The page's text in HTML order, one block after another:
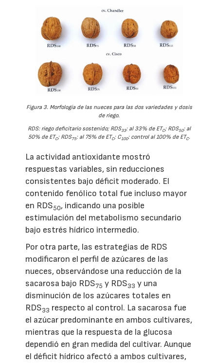
Figura 3. Morfología de las nueces para las dos variedades y dosis
de riego.
RDS: riego deficitario sostenido; RDS33: al 33% de ETC; RDS50: al
50% de ETC; RDS75: al 75% de ETC; C100: control al 100% de ETC.
La actividad antioxidante mostró
respuestas variables, sin reducciones
consistentes bajo déficit moderado. El
contenido fenólico total fue incluso mayor
en RDS50, indicando una posible
estimulación del metabolismo secundario
bajo estrés hídrico intermedio.
Por otra parte, las estrategias de RDS
modificaron el perfil de azúcares de las
nueces, observándose una reducción de la
sacarosa bajo RDS75 y RDS33 y una
disminución de los azúcares totales en
RDS33 respecto al control. La sacarosa fue
el azúcar predominante en ambos cultivares,
mientras que la respuesta de la glucosa
dependió en gran medida del cultivar. Aunque
el déficit hídrico afectó a ambos cultivares,